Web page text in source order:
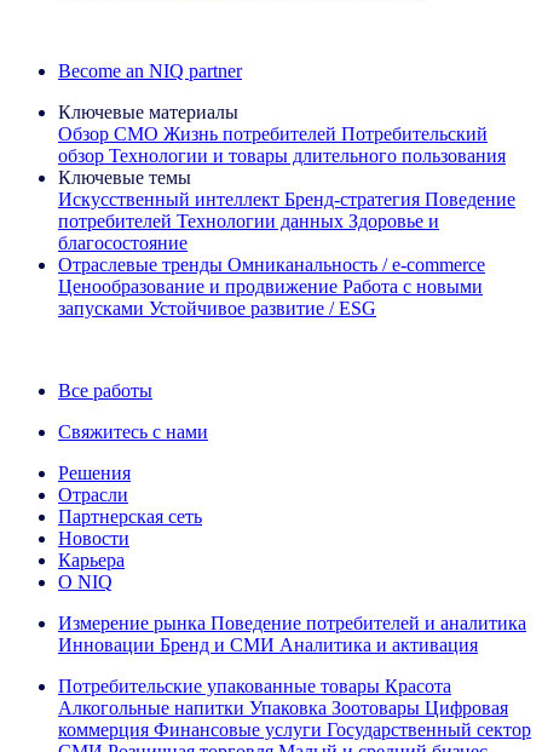
Become an NIQ partner
Ключевые материалы
Обзор CMO Жизнь потребителей Потребительский
обзор Технологии и товары длительного пользования
Ключевые темы
Искусственный интеллект Бренд‑стратегия Поведение
потребителей Технологии данных Здоровье и
благосостояние
Отраслевые тренды Омниканальность / e‑commerce
Ценообразование и продвижение Работа с новыми
запусками Устойчивое развитие / ESG
Все работы
Свяжитесь с нами
Решения
Отрасли
Партнерская сеть
Новости
Карьера
О NIQ
Измерение рынка Поведение потребителей и аналитика
Инновации Бренд и СМИ Аналитика и активация
Потребительские упакованные товары Красота
Алкогольные напитки Упаковка Зоотовары Цифровая
коммерция Финансовые услуги Государственный сектор